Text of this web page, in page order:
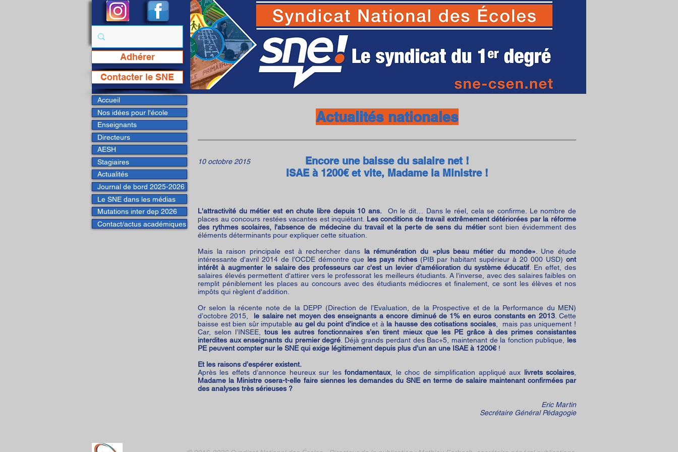
Adhérer
Contacter le SNE
Actualités nationales
Encore une baisse du salaire net !
ISAE à 1200€ et vite, Madame la Ministre !
10 octobre 2015
L'attractivité du métier est en chute libre depuis 10 ans. On le dit… Dans le réel, cela se confirme. Le nombre de
places au concours restées vacantes est inquiétant. Les conditions de travail extrêmement détériorées par la réforme
des rythmes scolaires, l'absence de médecine du travail et la perte de sens du métiersont bien évidemment des
éléments déterminants pour expliquer cette situation.
Mais la raison principale est à rechercher dans la rémunération du «plus beau métier du monde» . Une étude
intéressante d'avril 2014 de l’OCDE démontre que les pays riches(PIB par habitant supérieur à 20 000 USD)ont
intérêt à augmenter le salaire des professeurs car c'est un levier d'amélioration du système éducatif. En effet, des
salaires élevés permettent d'attirer vers le professorat les meilleurs étudiants. A l’inverse, avec des salaires faibles on
remplit péniblement les places au concours avec des étudiants médiocres et finalement, ce sont les élèves et nos
impôts qui règlent d'addition.
Or selon la récente note de la DEPP (Direction de l’Evaluation, de la Prospective et de la Performance du MEN)
d’octobre 2015,
le salaire net moyen des enseignants a encore diminué de 1% en euros constants en 2013. Cette
baisse est bien sûr imputableau gel du point d’indiceet à la hausse des cotisations sociales, mais pas uniquement !
Car, selon l’INSEE,tous les autres fonctionnaires s’en tirent mieux que les PE grâce à des primes consistantes
interdites aux enseignants du premier degré . Déjà grands perdant des Bac+5, maintenant de la fonction publique, les
PE peuvent compter sur le SNE qui exige légitimement depuis plus d’un an une ISAE à 1200€ !
Et les raisons d’espérer existent.
Après les effets d’annonce heureux sur lesfondamentaux, le choc de simplification appliqué aux livrets scolaires
Madame la Ministre osera-t-elle faire siennes les demandes du SNE en terme de salaire maintenant confirmées par
des analyses très sérieuses ?
Eric Martin
Secrétaire Général Pédagogie
SNE - Syndicat National des Ecoles
Page Facebook du SNE
Accueil
Nos idées pour l'école
Enseignants
Directeurs
AESH
Stagiaires
Actualités
Journal de bord 2025-2026
Le SNE dans les médias
Mutations inter dep 2026
Contact/actus académiques